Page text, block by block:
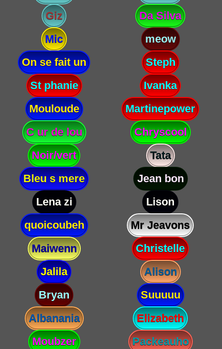
Giz
Da Silva
Mic
meow
On se fait un
Steph
St phanie
Ivanka
Mouloude
Martinepower
C ur de lou
Chryscool
Noir/vert
Tata
Bleu s mere
Jean bon
Lena zi
Lison
quoicoubeh
Mr Jeavons
Maiwenn
Christelle
Jalila
Alison
Bryan
Suuuuu
Albanania
Elizabeth
Moubzer
Packeauho